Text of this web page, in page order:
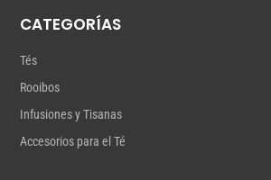
CATEGORÍAS
Tés
Rooibos
Infusiones y Tisanas
Accesorios para el Té